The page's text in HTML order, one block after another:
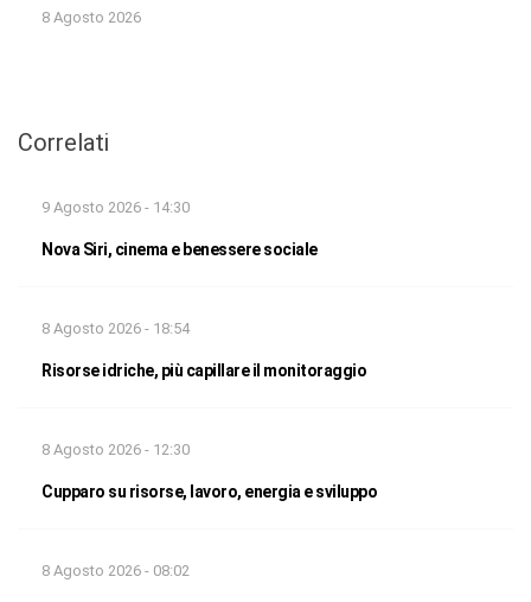
8 Agosto 2026
Correlati
9 Agosto 2026 - 14:30
Nova Siri, cinema e benessere sociale
8 Agosto 2026 - 18:54
Risorse idriche, più capillare il monitoraggio
8 Agosto 2026 - 12:30
Cupparo su risorse, lavoro, energia e sviluppo
8 Agosto 2026 - 08:02